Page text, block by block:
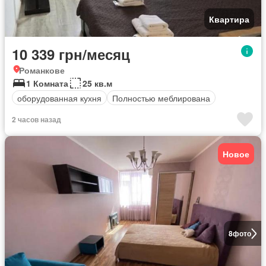
Квартира
10 339 грн/месяц
Романкове
1 Комната
25 кв.м
оборудованная кухня
Полностью меблирована
2 часов назад
8фото
Новое